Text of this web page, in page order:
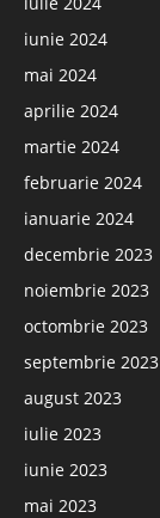
iunie 2024
mai 2024
aprilie 2024
martie 2024
februarie 2024
ianuarie 2024
decembrie 2023
noiembrie 2023
octombrie 2023
septembrie 2023
august 2023
iulie 2023
iunie 2023
mai 2023